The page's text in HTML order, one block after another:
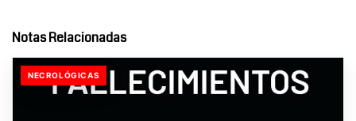
Notas Relacionadas
NECROLÓGICAS